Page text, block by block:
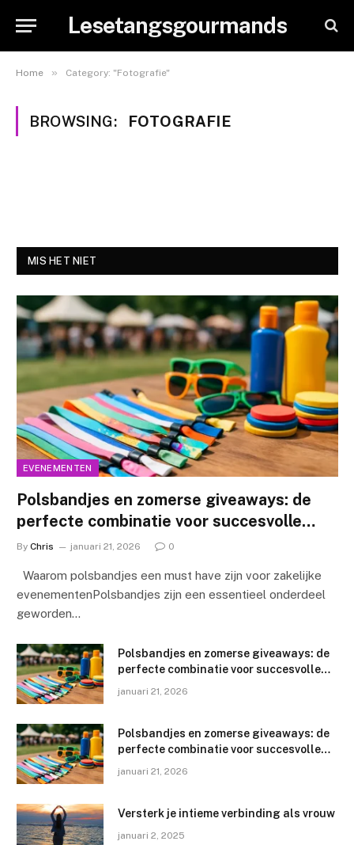
Lesetangsgourmands
Home » Category: "Fotografie"
BROWSING: FOTOGRAFIE
MIS HET NIET
EVENEMENTEN
Polsbandjes en zomerse giveaways: de
perfecte combinatie voor succesvolle
evenementen
By Chris januari 21, 2026 0
Waarom polsbandjes een must have zijn voor zakelijke
evenementenPolsbandjes zijn een essentieel onderdeel
geworden…
Polsbandjes en zomerse giveaways: de
perfecte combinatie voor succesvolle
januari 21, 2026
Polsbandjes en zomerse giveaways: de
perfecte combinatie voor succesvolle
januari 21, 2026
Versterk je intieme verbinding als vrouw
januari 2, 2025